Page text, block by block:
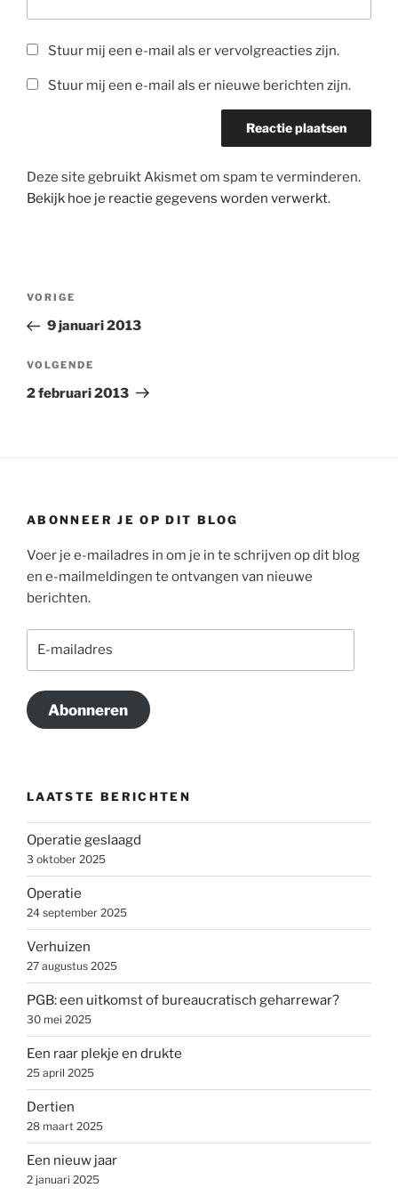
Stuur mij een e-mail als er vervolgreacties zijn.
Stuur mij een e-mail als er nieuwe berichten zijn.
Deze site gebruikt Akismet om spam te verminderen.
Bekijk hoe je reactie gegevens worden verwerkt.
Bericht
Vorig
bericht
VORIGE
9 januari 2013
Volgend
bericht
VOLGENDE
2 februari 2013
ABONNEER JE OP DIT BLOG
Voer je e-mailadres in om je in te schrijven op dit blog
en e-mailmeldingen te ontvangen van nieuwe
berichten.
Abonneren
LAATSTE BERICHTEN
Operatie geslaagd
3 oktober 2025
Operatie
24 september 2025
Verhuizen
27 augustus 2025
PGB: een uitkomst of bureaucratisch geharrewar?
30 mei 2025
Een raar plekje en drukte
25 april 2025
Dertien
28 maart 2025
Een nieuw jaar
2 januari 2025